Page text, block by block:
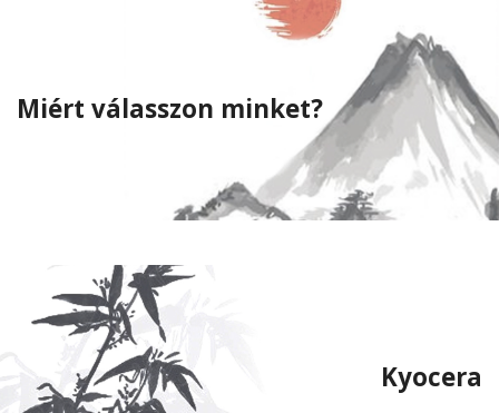
Miért válasszon minket?
Kyocera